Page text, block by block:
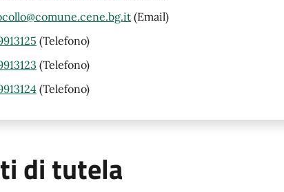
(Email)
(Telefono)
(Telefono)
(Telefono)
di tutela